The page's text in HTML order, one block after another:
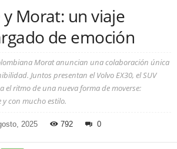
y Morat: un viaje
de emoción
Morat anuncian una colaboración única
Juntos presentan el Volvo EX30, el SUV
el ritmo de una nueva forma de moverse:
con mucho estilo.
2025 792 0